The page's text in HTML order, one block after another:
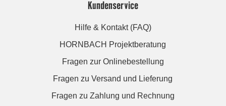
Kundenservice
Hilfe & Kontakt (FAQ)
HORNBACH Projektberatung
Fragen zur Onlinebestellung
Fragen zu Versand und Lieferung
Fragen zu Zahlung und Rechnung